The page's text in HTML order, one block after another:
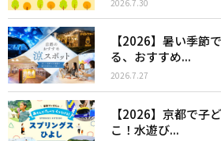
2026.7.30
【2026】暑い季節
る、おすすめ...
2026.7.27
【2026】京都で子
こ！水遊び...